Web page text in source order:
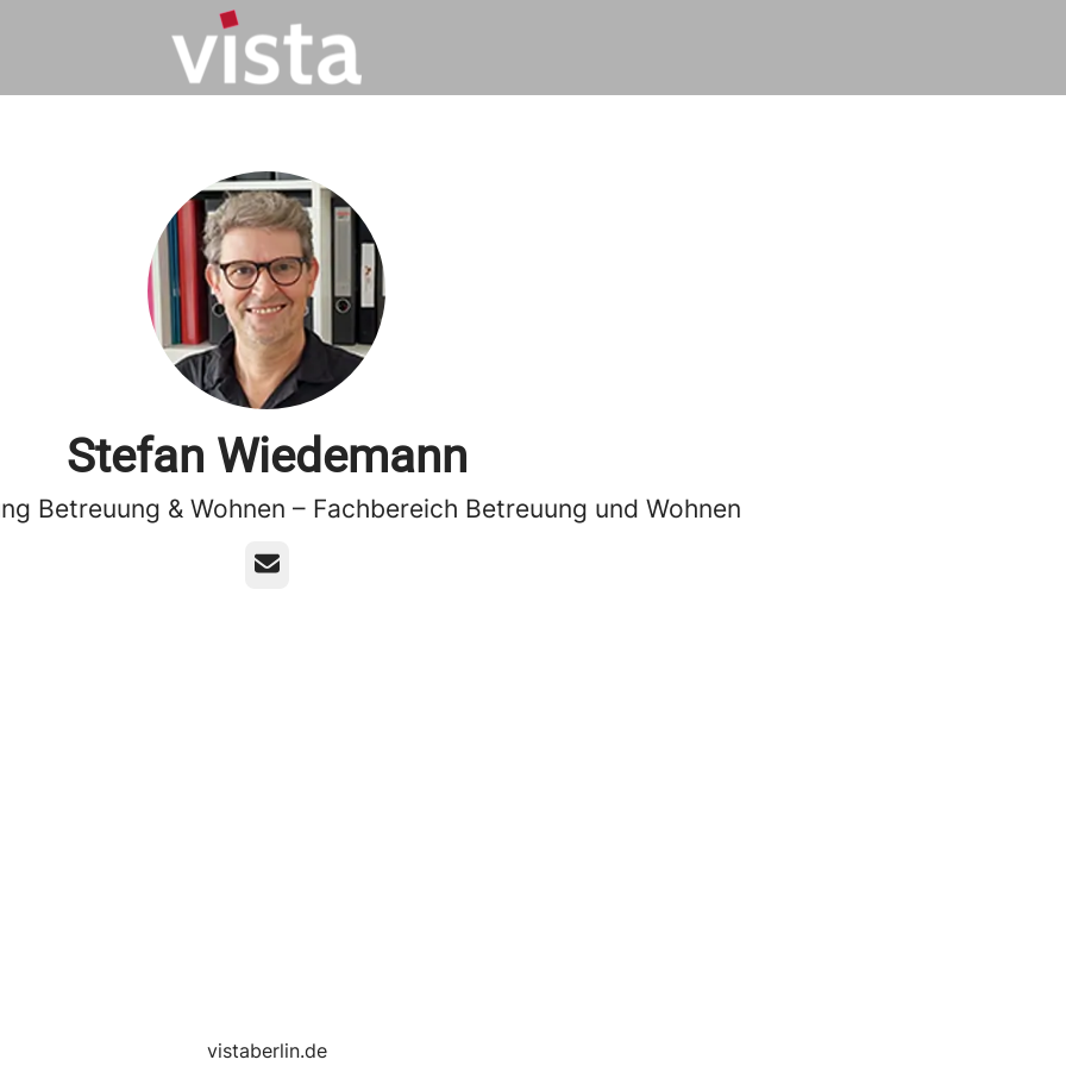
Stefan Wiedemann
Betreuung & Wohnen – Fachbereich Betreuung und Wohnen
E-Mail
vistaberlin.de